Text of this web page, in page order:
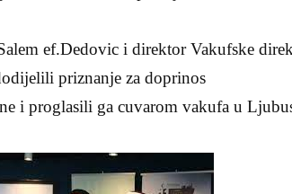
ef.Dedovic i direktor Vakufske
priznanje za doprinos
i proglasili ga cuvarom vakufa u